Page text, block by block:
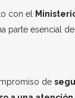
con el
parte esencial
de